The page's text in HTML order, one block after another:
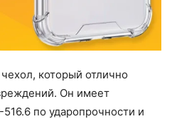
который отлично
Он имеет
по ударопрочности и